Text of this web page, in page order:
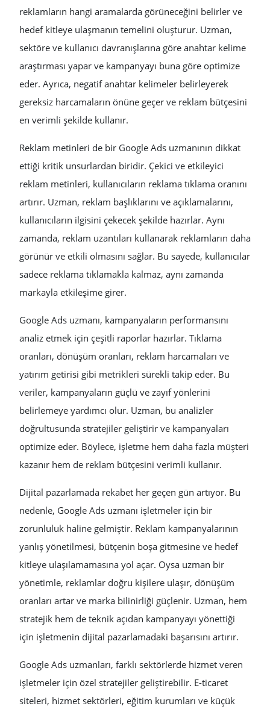
reklamların hangi aramalarda görüneceğini belirler ve
hedef kitleye ulaşmanın temelini oluşturur. Uzman,
sektöre ve kullanıcı davranışlarına göre anahtar kelime
araştırması yapar ve kampanyayı buna göre optimize
eder. Ayrıca, negatif anahtar kelimeler belirleyerek
gereksiz harcamaların önüne geçer ve reklam bütçesini
en verimli şekilde kullanır.
Reklam metinleri de bir Google Ads uzmanının dikkat
ettiği kritik unsurlardan biridir. Çekici ve etkileyici
reklam metinleri, kullanıcıların reklama tıklama oranını
artırır. Uzman, reklam başlıklarını ve açıklamalarını,
kullanıcıların ilgisini çekecek şekilde hazırlar. Aynı
zamanda, reklam uzantıları kullanarak reklamların daha
görünür ve etkili olmasını sağlar. Bu sayede, kullanıcılar
sadece reklama tıklamakla kalmaz, aynı zamanda
markayla etkileşime girer.
Google Ads uzmanı, kampanyaların performansını
analiz etmek için çeşitli raporlar hazırlar. Tıklama
oranları, dönüşüm oranları, reklam harcamaları ve
yatırım getirisi gibi metrikleri sürekli takip eder. Bu
veriler, kampanyaların güçlü ve zayıf yönlerini
belirlemeye yardımcı olur. Uzman, bu analizler
doğrultusunda stratejiler geliştirir ve kampanyaları
optimize eder. Böylece, işletme hem daha fazla müşteri
kazanır hem de reklam bütçesini verimli kullanır.
Dijital pazarlamada rekabet her geçen gün artıyor. Bu
nedenle, Google Ads uzmanı işletmeler için bir
zorunluluk haline gelmiştir. Reklam kampanyalarının
yanlış yönetilmesi, bütçenin boşa gitmesine ve hedef
kitleye ulaşılamamasına yol açar. Oysa uzman bir
yönetimle, reklamlar doğru kişilere ulaşır, dönüşüm
oranları artar ve marka bilinirliği güçlenir. Uzman, hem
stratejik hem de teknik açıdan kampanyayı yönettiği
için işletmenin dijital pazarlamadaki başarısını artırır.
Google Ads uzmanları, farklı sektörlerde hizmet veren
işletmeler için özel stratejiler geliştirebilir. E-ticaret
siteleri, hizmet sektörleri, eğitim kurumları ve küçük